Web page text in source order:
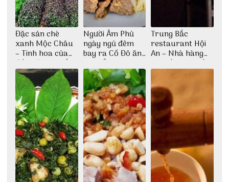
Đặc sản chè
xanh Mộc Châu
– Tinh hoa của
đất trời Tây Bắc
Người Âm Phủ
ngày ngủ đêm
bay ra Cố Đô ăn
Cơm Âm Phủ
Huế
Trung Bắc
restaurant Hội
An – Nhà hàng
cao lầu có thiết
kế vô cùng ấn
tượng giữa lòng
phố Hội